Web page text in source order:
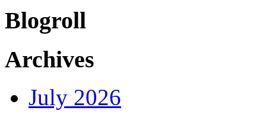
Blogroll
Archives
July 2026